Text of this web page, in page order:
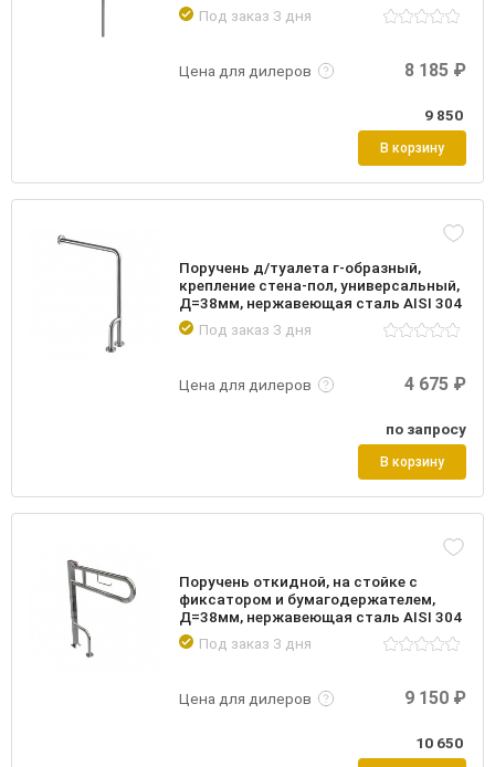
Под заказ 3 дня
Цена для дилеров
Подробнее Войти
8 185 ₽
9 850
В корзину
Поручень д/туалета г-образный,
крепление стена-пол, универсальный,
Д=38мм, нержавеющая сталь AISI 304
Под заказ 3 дня
Цена для дилеров
Подробнее Войти
4 675 ₽
по запросу
В корзину
Поручень откидной, на стойке с
фиксатором и бумагодержателем,
Д=38мм, нержавеющая сталь AISI 304
Под заказ 3 дня
Цена для дилеров
Подробнее Войти
9 150 ₽
10 650